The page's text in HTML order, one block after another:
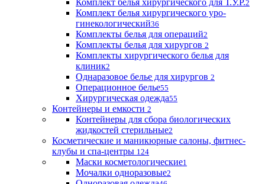
Комплект белья хирургического для Т.У.Р.2
Комплект белья хирургического уро-
гинекологический36
Комплекты белья для операций2
Комплекты белья для хирургов 2
Комплекты хирургического белья для
клиник2
Однаразовое белье для хирургов 2
Операционное белье55
Хирургическая одежда55
Контейнеры и емкости 2
Контейнеры для сбора биологических
жидкостей стерильные2
Косметические и маникюрные салоны, фитнес-
клубы и спа-центры 124
Маски косметологические1
Мочалки одноразовые2